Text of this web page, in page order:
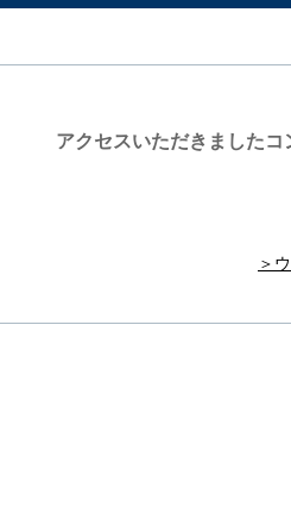
アクセスいただきました
＞